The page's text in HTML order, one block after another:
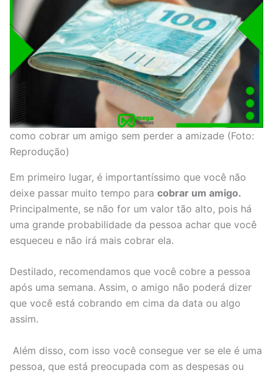
como cobrar um amigo sem perder a amizade (Foto:
Reprodução)
Em primeiro lugar, é importantíssimo que você não
deixe passar muito tempo para cobrar um amigo.
Principalmente, se não for um valor tão alto, pois há
uma grande probabilidade da pessoa achar que você
esqueceu e não irá mais cobrar ela.
Destilado, recomendamos que você cobre a pessoa
após uma semana. Assim, o amigo não poderá dizer
que você está cobrando em cima da data ou algo
assim.
Além disso, com isso você consegue ver se ele é uma
pessoa, que está preocupada com as despesas ou